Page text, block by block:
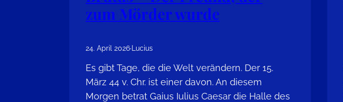
zum Mörder wurde
24. April 2026·Lucius
Es gibt Tage, die die Welt verändern. Der 15.
März 44 v. Chr. ist einer davon. An diesem
Morgen betrat Gaius Iulius Caesar die Halle des